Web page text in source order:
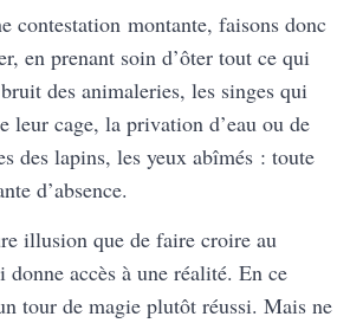
contestation montante, faisons donc
en prenant soin d’ôter tout ce qui
des animaleries, les singes qui
leur cage, la privation d’eau ou de
des lapins, les yeux abîmés : toute
d’absence.
illusion que de faire croire au
donne accès à une réalité. En ce
tour de magie plutôt réussi. Mais ne